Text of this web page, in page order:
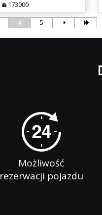
173000
4 5
Możliwość
rezerwacji pojazdu